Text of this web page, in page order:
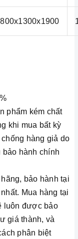
phẩm kém chất
khi mua bất kỳ
hàng giả do
bảo hành chính
bảo hành tại
Mua hàng tại
luôn được bảo
giá thành, và
phân biệt